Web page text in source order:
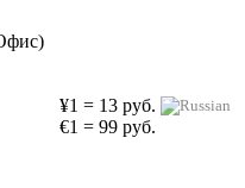
¥1 = 13 руб.
€1 = 99 руб.